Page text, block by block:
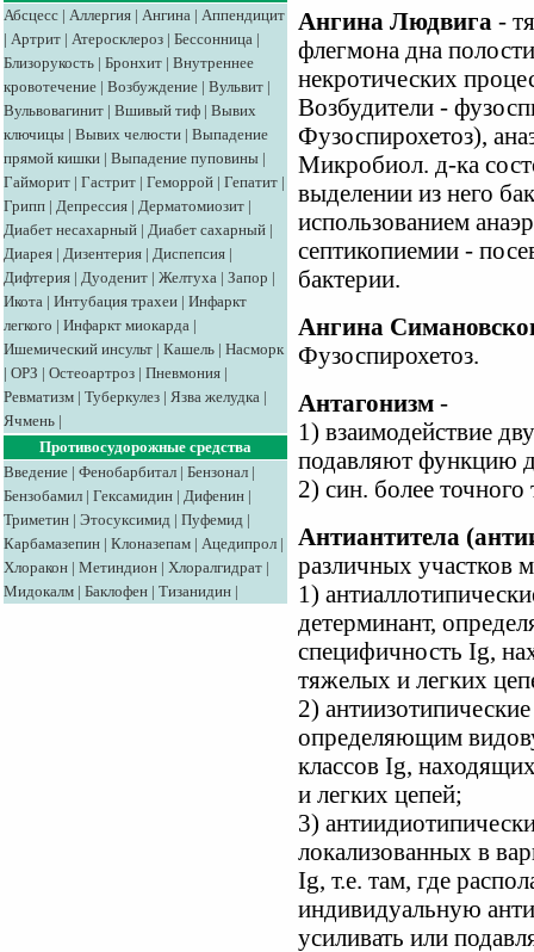
Абсцесс | Аллергия | Ангина | Аппендицит
| Артрит | Атеросклероз | Бессонница |
Близорукость | Бронхит | Внутреннее
кровотечение | Возбуждение | Вульвит |
Вульвовагинит | Вшивый тиф | Вывих
ключицы | Вывих челюсти | Выпадение
прямой кишки | Выпадение пуповины |
Гайморит | Гастрит | Геморрой | Гепатит |
Грипп | Депрессия | Дерматомиозит |
Диабет несахарный | Диабет сахарный |
Диарея | Дизентерия | Диспепсия |
Дифтерия | Дуоденит | Желтуха | Запор |
Икота | Интубация трахеи | Инфаркт
легкого | Инфаркт миокарда |
Ишемический инсульт | Кашель | Насморк
| ОРЗ | Остеоартроз | Пневмония |
Ревматизм | Туберкулез | Язва желудка |
Ячмень |
Противосудорожные средства
Введение | Фенобарбитал | Бензонал |
Бензобамил | Гексамидин | Дифенин |
Триметин | Этосуксимид | Пуфемид |
Карбамазепин | Клоназепам | Ацедипрол |
Хлоракон | Метиндион | Хлоралгидрат |
Мидокалм | Баклофен | Тизанидин |
Ангина Людвига -
флегмона дна
некротических
Возбудители -
Фузоспирохетоз),
Микробиол. д-ка
выделении из него
использованием
септикопиемии -
бактерии.
Ангина
Фузоспирохетоз.
Антагонизм -
1) взаимодействие
подавляют функцию
2) син. более
Антиантитела
различных участков
1)
детерминант,
специфичность Ig,
тяжелых и легких
2)
определяющим
классов Ig,
и легких цепей;
3)
локализованных в
Ig, т.е. там, где
индивидуальную
усиливать или